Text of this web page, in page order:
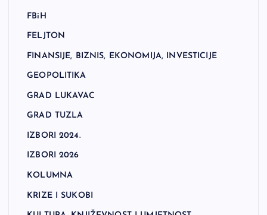
FBiH
FELJTON
FINANSIJE, BIZNIS, EKONOMIJA, INVESTICIJE
GEOPOLITIKA
GRAD LUKAVAC
GRAD TUZLA
IZBORI 2024.
IZBORI 2026
KOLUMNA
KRIZE I SUKOBI